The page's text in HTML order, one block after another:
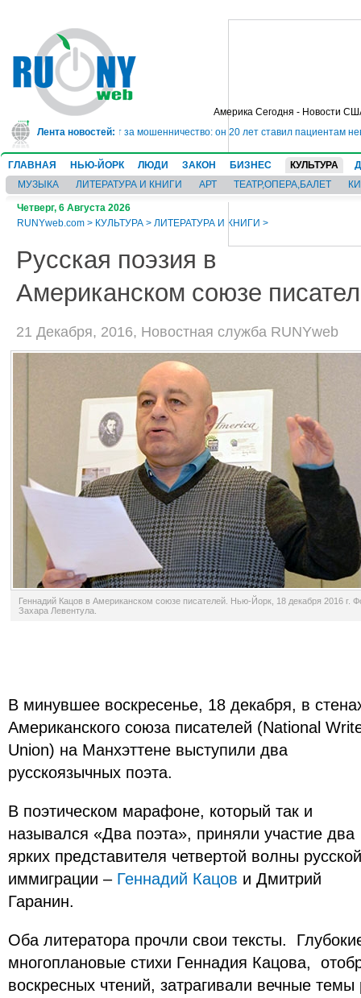
Америка Сегодня - Новости
Лента новостей:
в тюрьму на 10 лет за мошенничество: он 20 лет ставил пациентам
ГЛАВНАЯ НЬЮ-ЙОРК ЛЮДИ ЗАКОН БИЗНЕС КУЛЬТУРА
МУЗЫКА
ЛИТЕРАТУРА И КНИГИ АРТ ТЕАТР,ОПЕРА,БАЛЕТ
Четверг, 6 Августа 2026
RUNYweb.com > КУЛЬТУРА > ЛИТЕРАТУРА И КНИГИ >
Русская поэзия в
Американском союзе
21 Декабря, 2016, Новостная служба RUNYweb
Геннадий Кацов в Американском союзе писателей. Нью-Йорк, 18 декабря 2016 г.
Захара Левентула.
В минувшее воскресенье, 18 декабря, в
Американского союза писателей (National
Union) на Манхэттене выступили два
русскоязычных поэта.
В поэтическом марафоне, который так и
назывался «Два поэта», приняли участие два
ярких представителя четвертой волны русской
иммиграции – Геннадий Кацов и Дмитрий
Гаранин.
Оба литератора прочли свои тексты.
многоплановые стихи Геннадия Кацова,
воскресных чтений, затрагивали вечные